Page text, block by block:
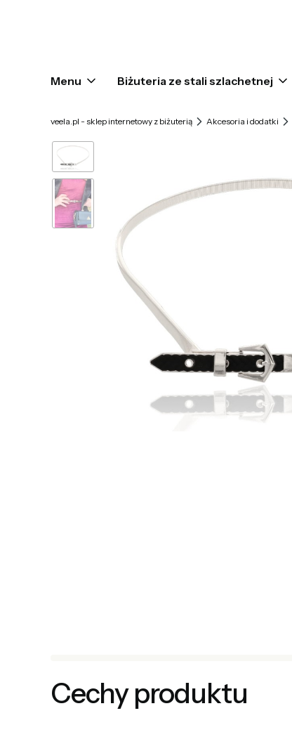
Menu Biżuteria ze stali szlachetnej
veela.pl - sklep internetowy z biżuterią Akcesoria i dodatki
Cechy produktu